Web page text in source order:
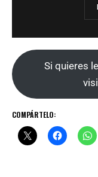
Si quieres
COMPÁRTELO: